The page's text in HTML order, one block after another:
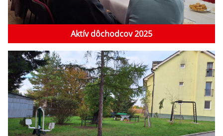
Aktív dôchodcov 2025